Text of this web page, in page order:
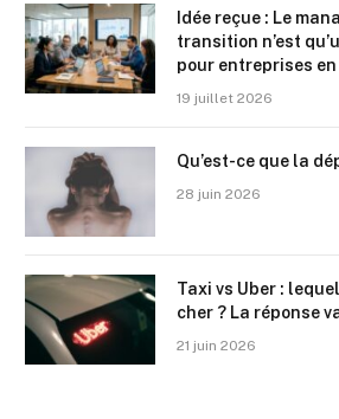
Idée reçue : Le
transition n’est
pour entreprises
19 juillet 2026
Qu’est-ce que la
28 juin 2026
Taxi vs Uber :
cher ? La réponse
21 juin 2026